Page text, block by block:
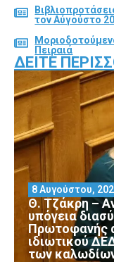
τον Αύγούστο
Πειραιά
ΔΕΊΤΕ
Θ. Τζάκρη –
υπόγεια
Πρωτοφανής
ιδιωτικού
των
8 Αυγούστου,